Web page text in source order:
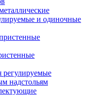
и одиночные
регулируемые
надстольям